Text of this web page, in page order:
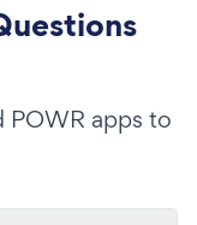
POWR apps to